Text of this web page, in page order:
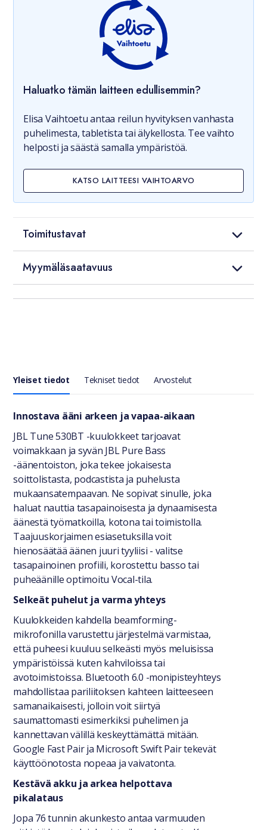
Haluatko tämän laitteen edullisemmin?
Elisa Vaihtoetu antaa reilun hyvityksen vanhasta
puhelimesta, tabletista tai älykellosta. Tee vaihto
helposti ja säästä samalla ympäristöä.
KATSO LAITTEESI VAIHTOARVO
Toimitustavat
Myymäläsaatavuus
Yleiset tiedot Tekniset tiedot Arvostelut
Yleiset tiedot
Innostava ääni arkeen ja vapaa-aikaan
JBL Tune 530BT -kuulokkeet tarjoavat
voimakkaan ja syvän JBL Pure Bass
-äänentoiston, joka tekee jokaisesta
soittolistasta, podcastista ja puhelusta
mukaansatempaavan. Ne sopivat sinulle, joka
haluat nauttia tasapainoisesta ja dynaamisesta
äänestä työmatkoilla, kotona tai toimistolla.
Taajuuskorjaimen esiasetuksilla voit
hienosäätää äänen juuri tyyliisi - valitse
tasapainoinen profiili, korostettu basso tai
puheäänille optimoitu Vocal-tila.
Selkeät puhelut ja varma yhteys
Kuulokkeiden kahdella beamforming-
mikrofonilla varustettu järjestelmä varmistaa,
että puheesi kuuluu selkeästi myös meluisissa
ympäristöissä kuten kahviloissa tai
avotoimistoissa. Bluetooth 6.0 -monipisteyhteys
mahdollistaa pariliitoksen kahteen laitteeseen
samanaikaisesti, jolloin voit siirtyä
saumattomasti esimerkiksi puhelimen ja
kannettavan välillä keskeyttämättä mitään.
Google Fast Pair ja Microsoft Swift Pair tekevät
käyttöönotosta nopeaa ja vaivatonta.
Kestävä akku ja arkea helpottava
pikalataus
Jopa 76 tunnin akunkesto antaa varmuuden